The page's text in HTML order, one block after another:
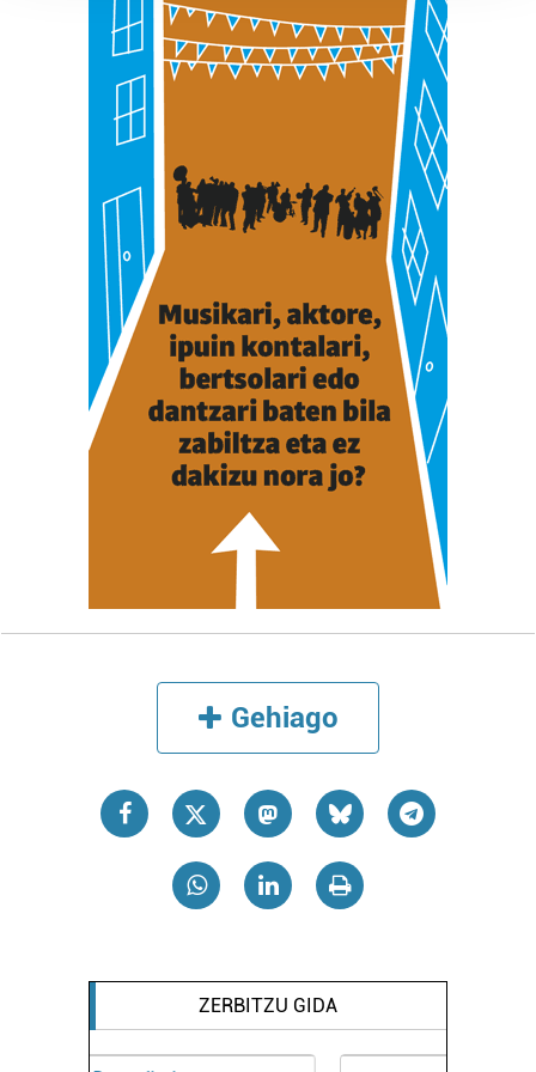
prozesatzen ditugu, zure IP zenbakia, besteak beste,
teknologia erabiliz, cookieak adibidez, iragarki eta eduki
pertsonalizatuak eskaintzeko, iragarkiak eta edukia
neurtzeko, jendeari buruzko informazioa biltzeko eta
produktuak garatzeko. Zure datuak nork eta zertarako
erabiltzen dituen hauta dezakezu.
Bazkide batzuek ez dizute baimenik eskatzen, eta beren
interes komertzial legitimoetan babesten dira. Ikusi gure
bazkideen zerrenda, beren ustez zein helburutarako
duten interes legitimoa eta horren aurka nola egin
dezakezun ikusteko.
Lortu zure datu pertsonalak prozesatzeko moduari
buruzko informazio gehiago eta ezarri zure lehentasunak
datuen atalean. Edozein unetan alda edo ken dezakezu
zure baimena Cookieen adierazpenean.
Webgune honek cookie propioak eta hirugarrenen cookie-
fitxategiak erabiltzen ditu. Zure esperientzia eta
zerbitzuak hobetzeko asmoz, cookie teknologiaz
baliatzen gara. Ohar hau onartuz gero, teknologia hori
Gehiago
ZERBITZU GIDA